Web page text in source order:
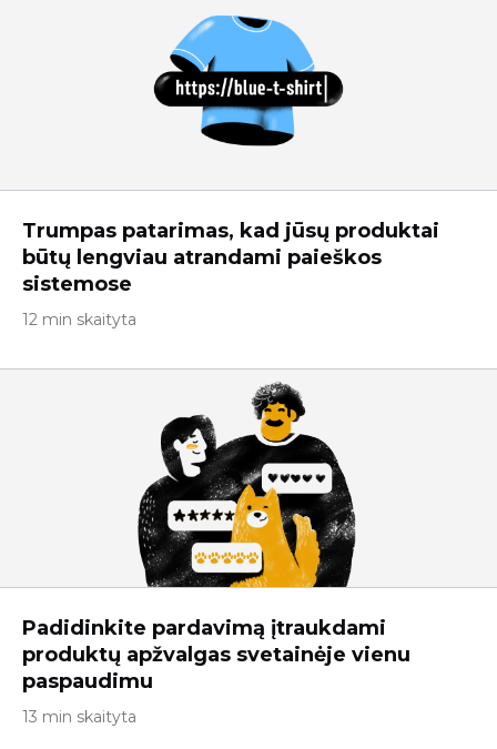
Trumpas patarimas, kad jūsų produktai
būtų lengviau atrandami paieškos
sistemose
12 min skaityta
Padidinkite pardavimą įtraukdami
produktų apžvalgas svetainėje vienu
paspaudimu
13 min skaityta